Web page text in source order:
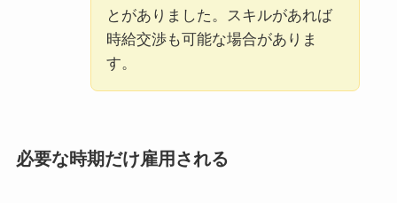
とがありました。スキルがあれば
時給交渉も可能な場合がありま
す。
必要な時期だけ雇用される